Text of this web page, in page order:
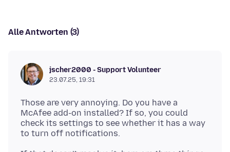
Alle Antworten (3)
jscher2000 - Support Volunteer
23.07.25, 19:31
Those are very annoying. Do you have a
McAfee add-on installed? If so, you could
check its settings to see whether it has a way